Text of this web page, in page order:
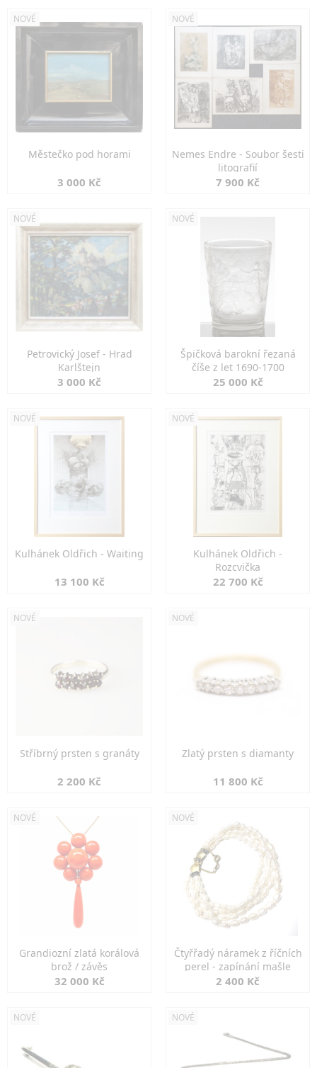
NOVÉ
Městečko pod horami
3 000 Kč
NOVÉ
Nemes Endre - Soubor šesti
litografií
7 900 Kč
NOVÉ
Petrovický Josef - Hrad
Karlštejn
3 000 Kč
NOVÉ
Špičková barokní řezaná
číše z let 1690-1700
25 000 Kč
NOVÉ
Kulhánek Oldřich - Waiting
13 100 Kč
NOVÉ
Kulhánek Oldřich -
Rozcvička
22 700 Kč
NOVÉ
Stříbrný prsten s granáty
2 200 Kč
NOVÉ
Zlatý prsten s diamanty
11 800 Kč
NOVÉ
Grandiozní zlatá korálová
brož / závěs
32 000 Kč
NOVÉ
Čtyřřadý náramek z říčních
perel - zapínání mašle
2 400 Kč
NOVÉ NOVÉ